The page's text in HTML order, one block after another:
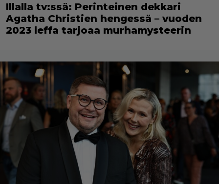
Illalla tv:ssä: Perinteinen dekkari
Agatha Christien hengessä – vuoden
2023 leffa tarjoaa murhamysteerin